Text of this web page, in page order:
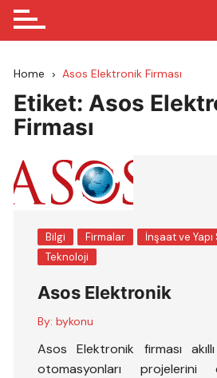
Home Asos Elektronik Firması
Etiket: Asos
Firması
Bilgi Firmalar
İnşaat ve
Teknoloji
Asos Elektronik
By: bykonu
Asos Elektronik firması
otomasyonları